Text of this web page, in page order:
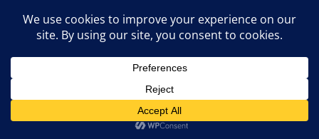
podcastrais, hogy ne maradj le a következő
hanganyagokról!
Címkék
,Digitális talkshow
idegsebészet